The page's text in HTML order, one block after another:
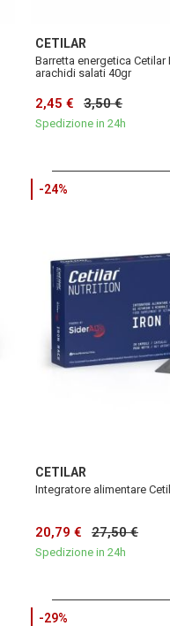
CETILAR
Barretta energetica
arachidi salati 40gr
2,45 € 3,50 €
Spedizione in 24h
-24%
CETILAR
Integratore alimentare
20,79 € 27,50 €
Spedizione in 24h
-29%